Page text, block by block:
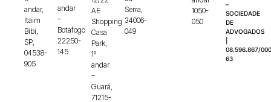
andar,
Itaim
Bibi,
SP,
04538-
905
andar
–
Botafogo
22250-
145
AE
Shopping
Casa
Park,
1º
andar
–
Guará,
71215-
Serra,
34006-
049
1050-
050
–
SOCIEDADE
DE
ADVOGADOS
08.596.867/
63